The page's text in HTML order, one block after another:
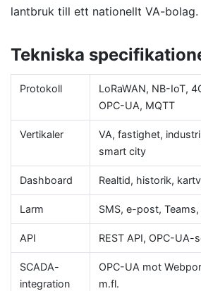
lantbruk till ett nationellt VA-bolag.
Tekniska
Protokoll
LoRaWAN, NB-IoT,
OPC-UA, MQTT
Vertikaler
VA, fastighet,
smart city
Dashboard Realtid, historik,
Larm SMS, e-post,
API REST API, OPC-UA-
SCADA-
integration
OPC-UA mot
m.fl.